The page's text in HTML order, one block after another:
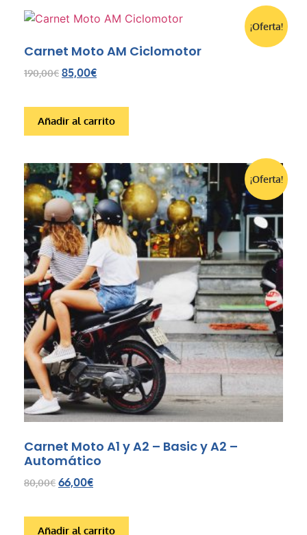
¡Oferta!
Carnet Moto AM Ciclomotor
190,00€ 85,00€
Añadir al carrito
¡Oferta!
Carnet Moto A1 y A2 – Basic y A2 –
Automático
80,00€ 66,00€
Añadir al carrito